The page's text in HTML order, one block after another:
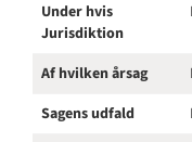
Under hvis
Jurisdiktion
Af hvilken årsag
Sagens udfald